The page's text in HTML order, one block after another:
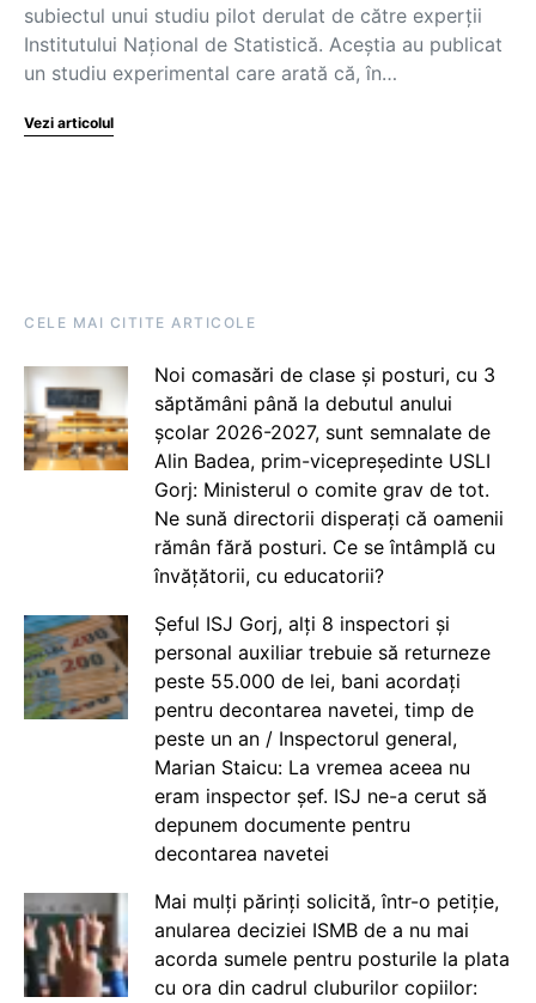
subiectul unui studiu pilot derulat de către experții
Institutului Național de Statistică. Aceștia au publicat
un studiu experimental care arată că, în…
Vezi articolul
CELE MAI CITITE ARTICOLE
Noi comasări de clase și posturi, cu 3
săptămâni până la debutul anului
școlar 2026-2027, sunt semnalate de
Alin Badea, prim-vicepreședinte USLI
Gorj: Ministerul o comite grav de tot.
Ne sună directorii disperați că oamenii
rămân fără posturi. Ce se întâmplă cu
învățătorii, cu educatorii?
Șeful ISJ Gorj, alți 8 inspectori și
personal auxiliar trebuie să returneze
peste 55.000 de lei, bani acordați
pentru decontarea navetei, timp de
peste un an / Inspectorul general,
Marian Staicu: La vremea aceea nu
eram inspector șef. ISJ ne-a cerut să
depunem documente pentru
decontarea navetei
Mai mulți părinți solicită, într-o petiție,
anularea deciziei ISMB de a nu mai
acorda sumele pentru posturile la plata
cu ora din cadrul cluburilor copiilor: